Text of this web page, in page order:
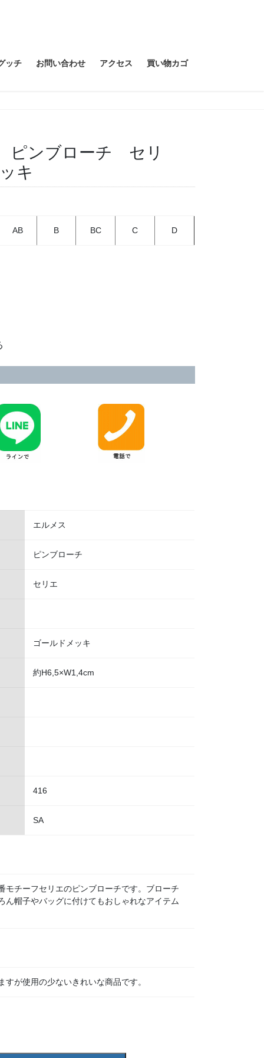
ッチ お問い合わせ アクセス 買い物カゴ
ンブローチ セリ
キ
AB B BC C D
エルメス
ピンブローチ
セリエ
ゴールドメッキ
約H6,5×W1,4cm
416
SA
モチーフセリエのピンブローチです。ブローチ
ん帽子やバッグに付けてもおしゃれなアイテム
すが使用の少ないきれいな商品です。